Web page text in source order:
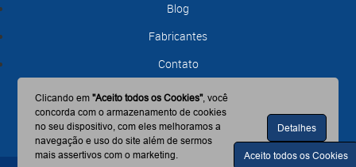
Blog
Fabricantes
Contato
Clicando em"Aceito todos os Cookies", você
concorda com o armazenamento de cookies
no seu dispositivo, com eles melhoramos a
navegação e uso do site além de sermos
mais assertivos com o marketing.
Detalhes
Aceito todos os Cookies